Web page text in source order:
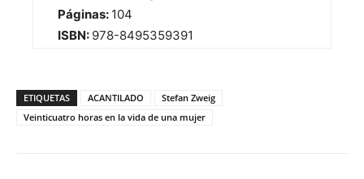
Páginas: 104
ISBN: 978-8495359391
ETIQUETAS ACANTILADO
Stefan Zweig
Veinticuatro horas en la vida de una mujer